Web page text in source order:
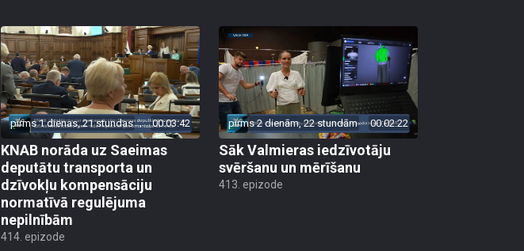
pirms 1 dienas, 21 stundas 00:03:42
KNAB norāda uz Saeimas
deputātu transporta un
dzīvokļu kompensāciju
normatīvā regulējuma
nepilnībām
414. epizode
pirms 2 dienām, 22 stundām 00:02:22
Sāk Valmieras iedzīvotāju
svēršanu un mērīšanu
413. epizode